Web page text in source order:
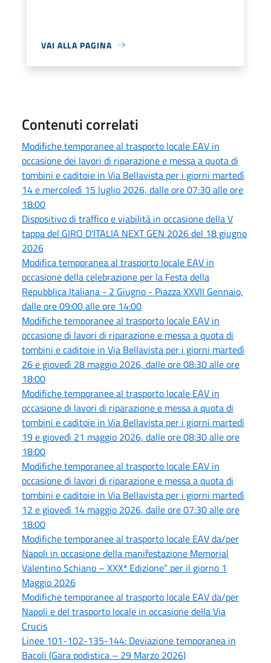
VAI ALLA PAGINA
Contenuti correlati
Modifiche temporanee al trasporto locale EAV in
occasione dei lavori di riparazione e messa a quota di
tombini e caditoie in Via Bellavista per i giorni martedì
14 e mercoledì 15 luglio 2026, dalle ore 07:30 alle ore
18:00
Dispositivo di traffico e viabilità in occasione della V
tappa del GIRO D'ITALIA NEXT GEN 2026 del 18 giugno
2026
Modifica temporanea al trasporto locale EAV in
occasione della celebrazione per la Festa della
Repubblica Italiana - 2 Giugno - Piazza XXVII Gennaio,
dalle ore 09:00 alle ore 14:00
Modifiche temporanee al trasporto locale EAV in
occasione di lavori di riparazione e messa a quota di
tombini e caditoie in Via Bellavista per i giorni martedì
26 e giovedì 28 maggio 2026, dalle ore 08:30 alle ore
18:00
Modifiche temporanee al trasporto locale EAV in
occasione di lavori di riparazione e messa a quota di
tombini e caditoie in Via Bellavista per i giorni martedì
19 e giovedì 21 maggio 2026, dalle ore 08:30 alle ore
18:00
Modifiche temporanee al trasporto locale EAV in
occasione di lavori di riparazione e messa a quota di
tombini e caditoie in Via Bellavista per i giorni martedì
12 e giovedì 14 maggio 2026, dalle ore 07:30 alle ore
18:00
Modifiche temporanee al trasporto locale EAV da/per
Napoli in occasione della manifestazione Memorial
Valentino Schiano – XXXª Edizione” per il giorno 1
Maggio 2026
Modifiche temporanee al trasporto locale EAV da/per
Napoli e del trasporto locale in occasione della Via
Crucis
Linee 101-102-135-144: Deviazione temporanea in
Bacoli (Gara podistica – 29 Marzo 2026)